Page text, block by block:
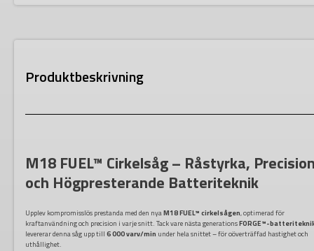
Produktbeskrivning
M18 FUEL™ Cirkelsåg – Råstyrka,
och Högpresterande Batteriteknik
Upplev kompromisslös prestanda med den nyaM18 FUEL™ cirkelsågen, optimerad för
kraftanvändning och precision i varje snitt. Tack vare nästa generationsFORGE™-
levererar denna såg upp till6 000 varv/min under hela snittet – för oöverträffad hastighet och
uthållighet.